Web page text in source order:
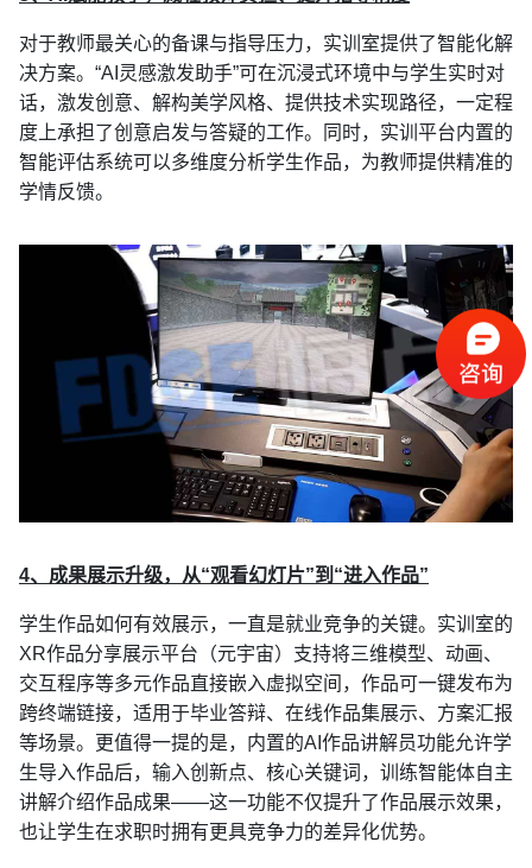
对于教师最关心的备课与指导压力，实训室提供了智能化解
决方案。“AI灵感激发助手”可在沉浸式环境中与学生实时对
话，激发创意、解构美学风格、提供技术实现路径，一定程
度上承担了创意启发与答疑的工作。同时，实训平台内置的
智能评估系统可以多维度分析学生作品，为教师提供精准的
学情反馈。
4、成果展示升级，从“观看幻灯片”到“进入作品”
学生作品如何有效展示，一直是就业竞争的关键。实训室的
XR作品分享展示平台（元宇宙）支持将三维模型、动画、
交互程序等多元作品直接嵌入虚拟空间，作品可一键发布为
跨终端链接，适用于毕业答辩、在线作品集展示、方案汇报
等场景。更值得一提的是，内置的AI作品讲解员功能允许学
生导入作品后，输入创新点、核心关键词，训练智能体自主
讲解介绍作品成果——这一功能不仅提升了作品展示效果，
也让学生在求职时拥有更具竞争力的差异化优势。